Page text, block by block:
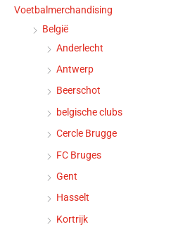
Voetbalmerchandising
België
Anderlecht
Antwerp
Beerschot
belgische clubs
Cercle Brugge
FC Bruges
Gent
Hasselt
Kortrijk